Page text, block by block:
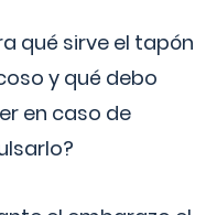
qué sirve el tapón
y qué debo
en caso de